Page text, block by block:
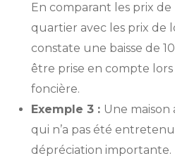
En comparant les prix
quartier avec les prix de
constate une baisse de
être prise en compte
foncière.
Exemple 3 : Une maison
qui n’a pas été
dépréciation importante.